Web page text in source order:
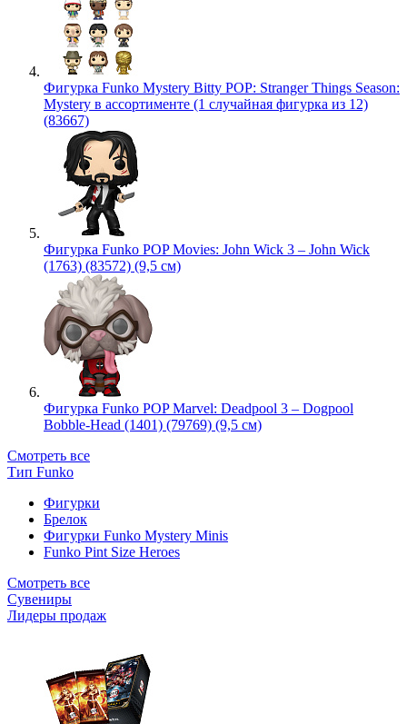
Фигурка Funko Mystery Bitty POP: Stranger Things Season:
Mystery в ассортименте (1 случайная фигурка из 12)
(83667)
Фигурка Funko POP Movies: John Wick 3 – John Wick
(1763) (83572) (9,5 см)
Фигурка Funko POP Marvel: Deadpool 3 – Dogpool
Bobble-Head (1401) (79769) (9,5 см)
Смотреть все
Тип Funko
Фигурки
Брелок
Фигурки Funko Mystery Minis
Funko Pint Size Heroes
Смотреть все
Сувениры
Лидеры продаж